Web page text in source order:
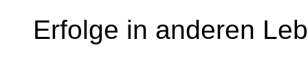
Erfolge in anderen